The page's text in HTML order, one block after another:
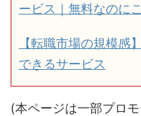
ービス｜無料なのに
【転職市場の規模感
できるサービス
(本ページは一部プロ